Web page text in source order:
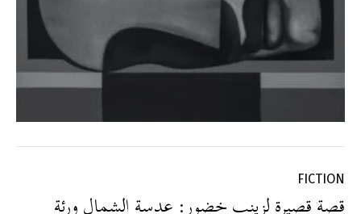
FICTION
قصة قصيرة لزينب خضور: عدسة الشمال ورئة